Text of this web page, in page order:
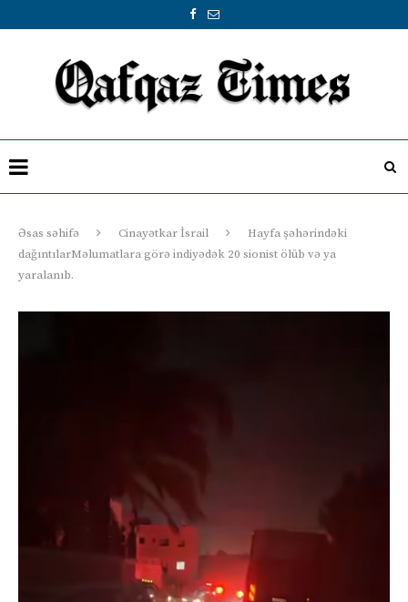
Əsas səhifə Cinayətkar İsrail
Hayfa şəhərindəki
dağıntılarMəlumatlara görə indiyədək 20 sionist ölüb və ya
yaralanıb.